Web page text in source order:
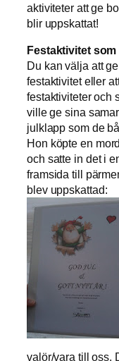
aktiviteter att ge
blir uppskattat!
Festaktivitet
Du kan välja att
festaktivitet eller
festaktiviteter och
ville ge sina
julklapp som de
Hon köpte en
och satte in det i
framsida till
blev uppskattad:
valör/vara till oss.